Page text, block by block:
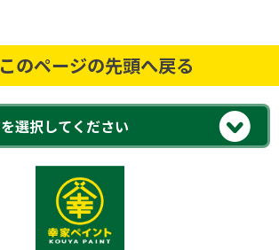
このページの先頭へ戻る